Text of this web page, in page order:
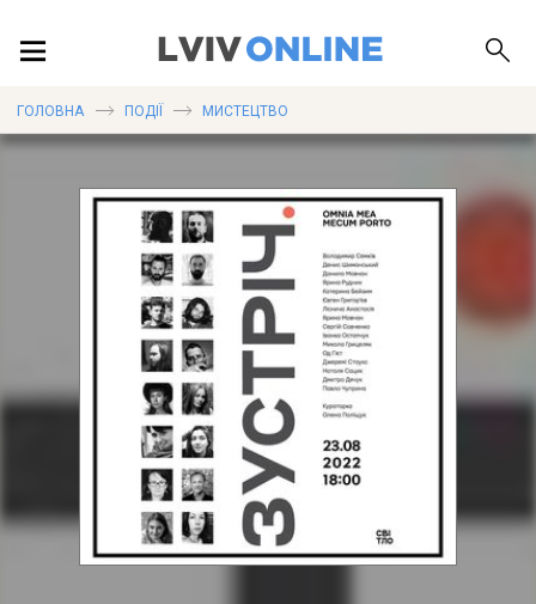
ПУБЛІКАЦІЇ
ДОВІДКА
ГОЛОВНА ПОДІЇ МИСТЕЦТВО